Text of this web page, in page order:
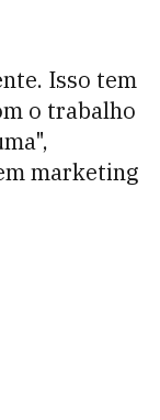
Isso tem
o trabalho
marketing